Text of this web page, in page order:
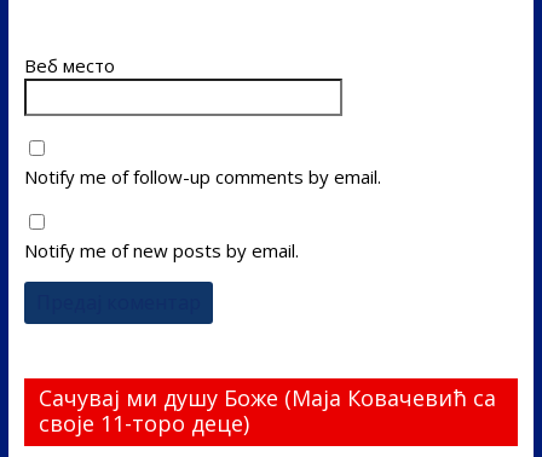
Веб место
Notify me of follow-up comments by email.
Notify me of new posts by email.
Сачувај ми душу Боже (Маја Ковачевић са
своје 11-торо деце)